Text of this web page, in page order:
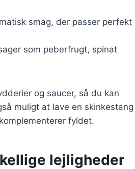
smag, der passer perfekt
som peberfrugt, spinat
og saucer, så du kan
muligt at lave en skinkestang
fyldet.
lejligheder